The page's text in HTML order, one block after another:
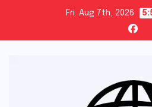
content
Fri. Aug 7th, 2026